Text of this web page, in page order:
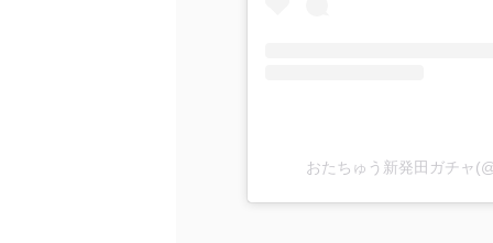
おたちゅう新発田ガチャ